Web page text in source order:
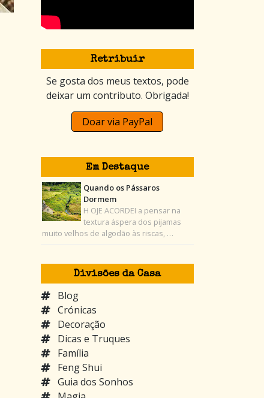
Retribuir
Se gosta dos meus textos, pode
deixar um contributo. Obrigada!
Doar via PayPal
Em Destaque
Quando os Pássaros
Dormem
H OJE ACORDEI a pensar na
textura áspera dos pijamas
muito velhos de algodão às riscas, …
Divisões da Casa
Blog
Crónicas
Decoração
Dicas e Truques
Família
Feng Shui
Guia dos Sonhos